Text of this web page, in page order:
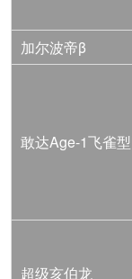
加尔波帝β
敢达Age-1飞雀型
超级亥伯龙